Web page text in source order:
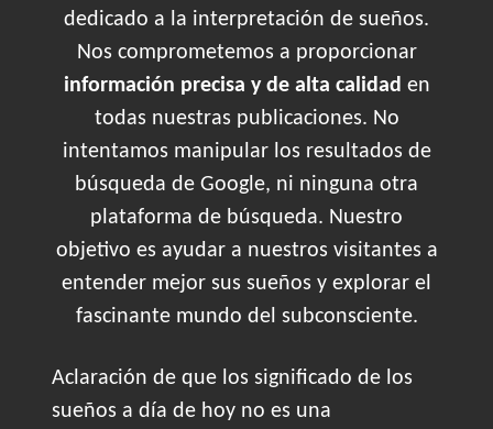
dedicado a la interpretación de sueños.
Nos comprometemos a proporcionar
información precisa y de alta calidad en
todas nuestras publicaciones. No
intentamos manipular los resultados de
búsqueda de Google, ni ninguna otra
plataforma de búsqueda. Nuestro
objetivo es ayudar a nuestros visitantes a
entender mejor sus sueños y explorar el
fascinante mundo del subconsciente.
Aclaración de que los significado de los
sueños a día de hoy no es una